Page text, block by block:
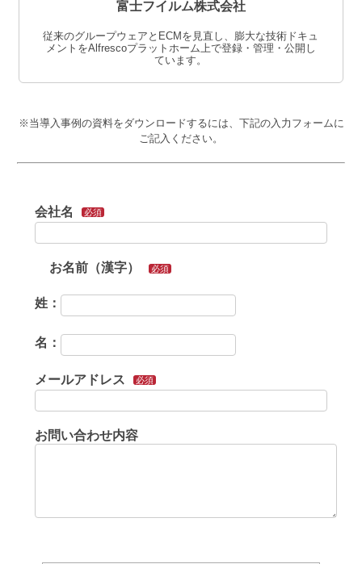
富士フイルム株式会社
従来のグループウェアとECMを見直し、膨大な技術ドキュ
メントをAlfrescoプラットホーム上で登録・管理・公開し
ています。
※当導入事例の資料をダウンロードするには、下記の入力フォームに
ご記入ください。
会社名 必須
お名前（漢字） 必須
姓：
名：
メールアドレス 必須
お問い合わせ内容